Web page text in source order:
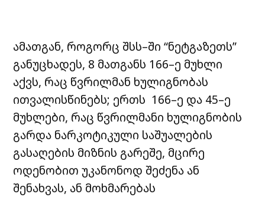
ამათგან, როგორც შსს–ში “ნეტგაზეთს”
განუცხადეს, 8 მათგანს 166–ე მუხლი
აქვს, რაც წვრილმან ხულიგნობას
ითვალისწინებს; ერთს 166–ე და 45–ე
მუხლები, რაც წვრილმანი ხულიგნობის
გარდა ნარკოტიკული საშუალების
გასაღების მიზნის გარეშე, მცირე
ოდენობით უკანონოდ შეძენა ან
შენახვას, ან მოხმარებას